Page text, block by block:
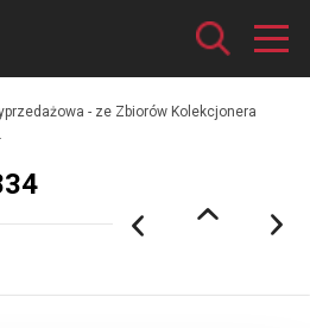
- ze Zbiorów Kolekcjonera